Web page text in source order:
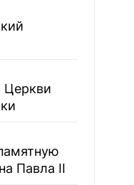
Церкви
Павла II